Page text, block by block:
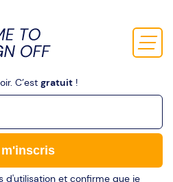
C’est gratuit !
d'utilisation et confirme que je